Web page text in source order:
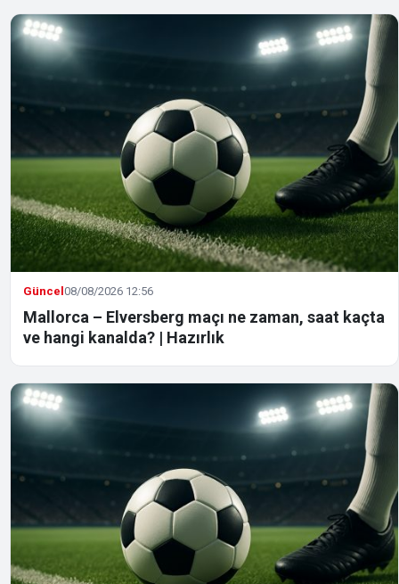
Güncel08/08/2026 12:56
Mallorca – Elversberg maçı ne zaman, saat kaçta
ve hangi kanalda? | Hazırlık